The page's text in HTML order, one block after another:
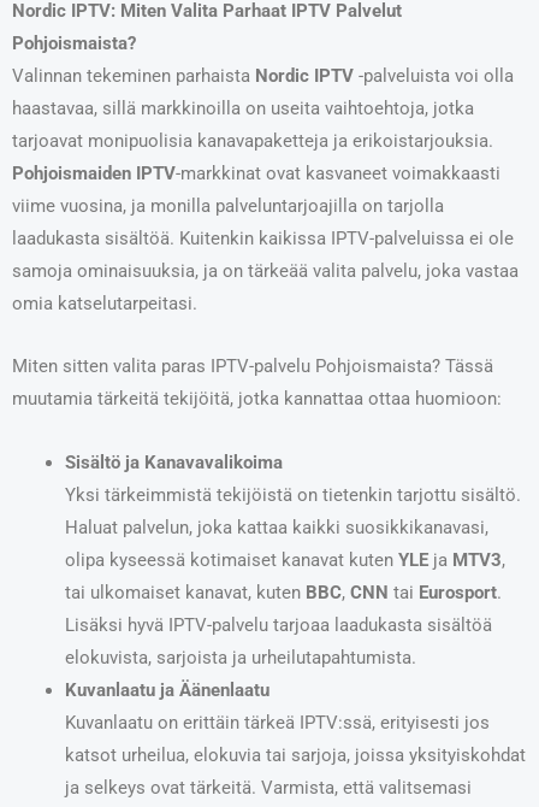
Nordic IPTV: Miten Valita Parhaat IPTV Palvelut
Pohjoismaista?
Valinnan tekeminen parhaista Nordic IPTV -palveluista voi olla
haastavaa, sillä markkinoilla on useita vaihtoehtoja, jotka
tarjoavat monipuolisia kanavapaketteja ja erikoistarjouksia.
Pohjoismaiden IPTV-markkinat ovat kasvaneet voimakkaasti
viime vuosina, ja monilla palveluntarjoajilla on tarjolla
laadukasta sisältöä. Kuitenkin kaikissa IPTV-palveluissa ei ole
samoja ominaisuuksia, ja on tärkeää valita palvelu, joka vastaa
omia katselutarpeitasi.
Miten sitten valita paras IPTV-palvelu Pohjoismaista? Tässä
muutamia tärkeitä tekijöitä, jotka kannattaa ottaa huomioon:
Sisältö ja Kanavavalikoima
Yksi tärkeimmistä tekijöistä on tietenkin tarjottu sisältö.
Haluat palvelun, joka kattaa kaikki suosikkikanavasi,
olipa kyseessä kotimaiset kanavat kuten YLEja MTV3,
tai ulkomaiset kanavat, kuten BBC, CNN tai Eurosport.
Lisäksi hyvä IPTV-palvelu tarjoaa laadukasta sisältöä
elokuvista, sarjoista ja urheilutapahtumista.
Kuvanlaatu ja Äänenlaatu
Kuvanlaatu on erittäin tärkeä IPTV:ssä, erityisesti jos
katsot urheilua, elokuvia tai sarjoja, joissa yksityiskohdat
ja selkeys ovat tärkeitä. Varmista, että valitsemasi